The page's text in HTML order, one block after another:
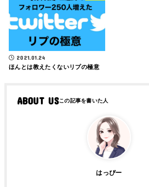
2021.01.24
ほんとは教えたくないリプの極意
ABOUT US
はっぴー